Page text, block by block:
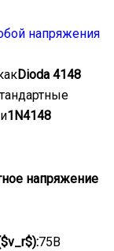
напряжения
Dioda 4148
1N4148
напряжение
$v_r$):75В